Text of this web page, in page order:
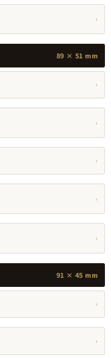
›
89 × 51 mm
›
›
›
›
›
91 × 45 mm
›
›